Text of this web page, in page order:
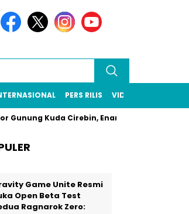
PERS RILIS VIDEO
Kuda Cirebin, Enam Pekerja Tambang Masih
Game Unite Resmi
Open Beta Test
Ragnarok Zero: